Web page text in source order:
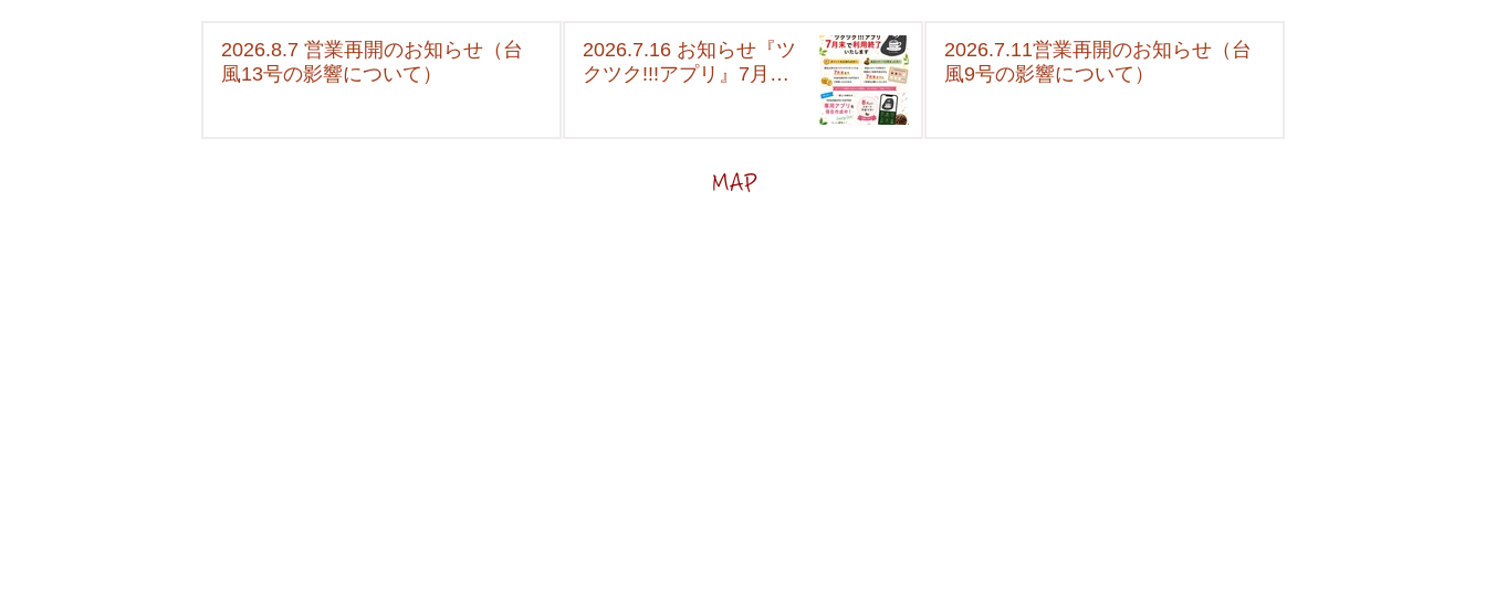
2026.8.7 営業再開のお知らせ（台
風13号の影響について）
2026.7.16 お知らせ『ツ
クツク!!!アプリ』7月末
2026.7.11営業再開のお知らせ（台
風9号の影響について）
MAP